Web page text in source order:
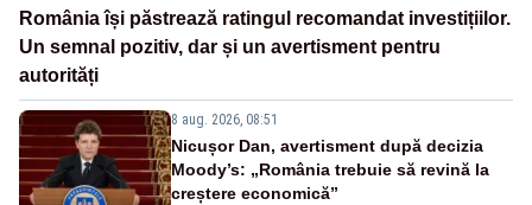
România își păstrează ratingul recomandat investițiilor.
Un semnal pozitiv, dar și un avertisment pentru
autorități
8 aug. 2026, 08:51
Nicușor Dan, avertisment după decizia
Moody’s: „România trebuie să revină la
creștere economică”